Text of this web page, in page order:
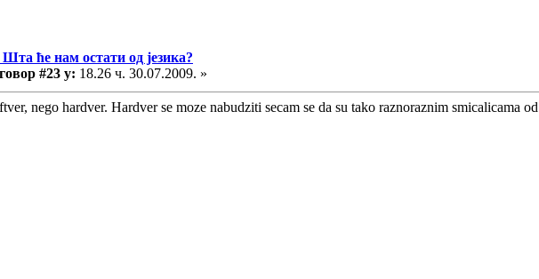
ће нам остати од језика?
#23 у: 18.26 ч. 30.07.2009. »
nego hardver. Hardver se moze nabudziti secam se da su tako raznoraznim smicalicama